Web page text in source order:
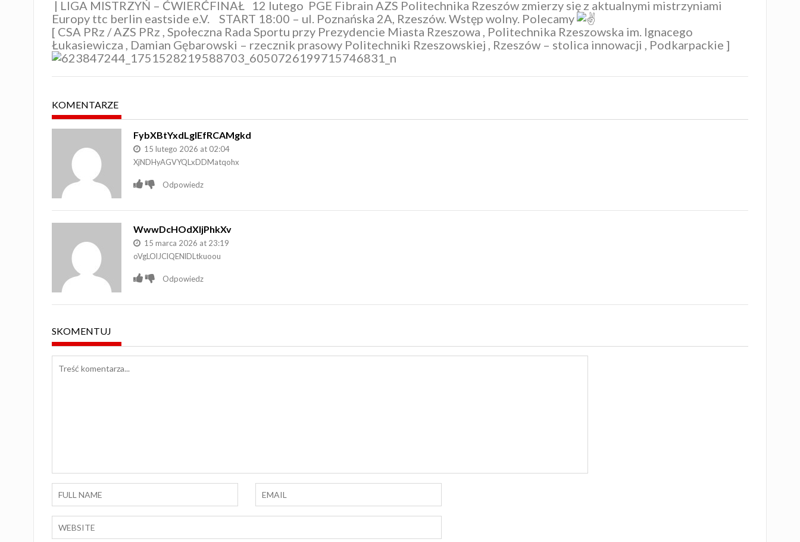
| LIGA MISTRZYŃ – ĆWIERĆFINAŁ 12 lutego PGE Fibrain AZS Politechnika Rzeszów zmierzy się z aktualnymi mistrzyniami
Europy ttc berlin eastside e.V.
START 18:00 – ul. Poznańska 2A, Rzeszów. Wstęp wolny. Polecamy
[ CSA PRz / AZS PRz , Społeczna Rada Sportu przy Prezydencie Miasta Rzeszowa , Politechnika Rzeszowska im. Ignacego
Łukasiewicza , Damian Gębarowski – rzecznik prasowy Politechniki Rzeszowskiej , Rzeszów – stolica innowacji , Podkarpackie ]
KOMENTARZE
FybXBtYxdLgIEfRCAMgkd
15 lutego 2026 at 02:04
XjNDHyAGVYQLxDDMatqohx
Odpowiedz
WwwDcHOdXIjPhkXv
15 marca 2026 at 23:19
oVgLOlJClQENlDLtkuoou
Odpowiedz
SKOMENTUJ